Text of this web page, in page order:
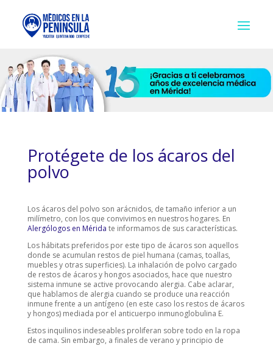
Protégete de los ácaros del
polvo
Los ácaros del polvo son arácnidos, de tamaño inferior a un
milímetro, con los que convivimos en nuestros hogares. En
Alergólogos en Mérida te informamos de sus características.
Los hábitats preferidos por este tipo de ácaros son aquellos
donde se acumulan restos de piel humana (camas, toallas,
muebles y otras superficies). La inhalación de polvo cargado
de restos de ácaros y hongos asociados, hace que nuestro
sistema inmune se active provocando alergia. Cabe aclarar,
que hablamos de alergia cuando se produce una reacción
inmune frente a un antígeno (en este caso los restos de ácaros
y hongos) mediada por el anticuerpo inmunoglobulina E.
Estos inquilinos indeseables proliferan sobre todo en la ropa
de cama. Sin embargo, a finales de verano y principio de